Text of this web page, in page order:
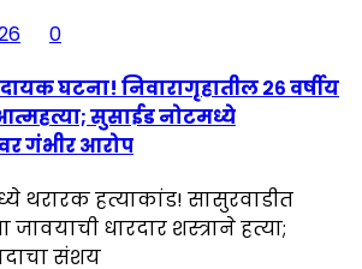
0
घटना! निवारागृहातील २६ वर्षीय
सुसाईड नोटमध्ये
गंभीर आरोप